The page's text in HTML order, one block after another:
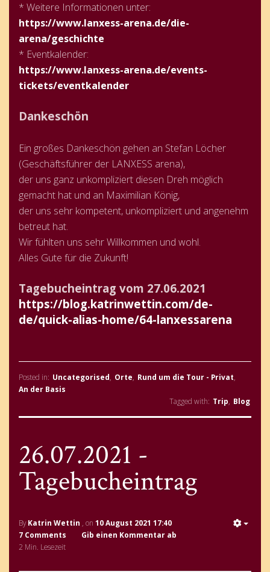
* Weitere Informationen unter:
https://www.lanxess-arena.de/die-
arena/geschichte
* Eventkalender:
https://www.lanxess-arena.de/events-
tickets/eventkalender
Dankeschön
Ein großes Dankeschön gehen an Stefan Löcher
(Geschäftsführer der LANXESS arena),
der uns ganz unkompliziert diesen Dreh möglich
gemacht hat und an Maximilian König,
der uns sehr kompetent, unkompliziert und angenehm
betreut hat.
Wir fühlten uns sehr Willkommen und wohl.
Alles Gute für die Zukunft!
Tagebucheintrag vom 27.06.2021
https://blog.katrinwettin.com/de-
de/quick-alias-home/64-lanxessarena
Posted in: Uncategorised, Orte, Rund um die Tour - Privat,
An der Basis
Tagged with: Trip, Blog
26.07.2021 -
Tagebucheintrag
ByKatrin Wettin , on 10 August 2021 17:40
7 Comments
Gib einen Kommentar ab
2 Min. Lesezeit